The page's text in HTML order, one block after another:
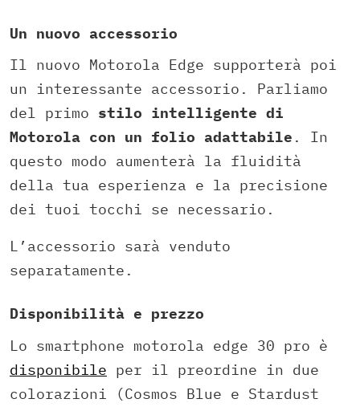
Un nuovo accessorio
Il nuovo Motorola Edge supporterà poi
un interessante accessorio. Parliamo
del primo stilo intelligente di
Motorola con un folio adattabile . In
questo modo aumenterà la fluidità
della tua esperienza e la precisione
dei tuoi tocchi se necessario.
L’accessorio sarà venduto
separatamente.
Disponibilità e prezzo
Lo smartphone motorola edge 30 pro è
disponibile per il preordine in due
colorazioni (Cosmos Blue e Stardust